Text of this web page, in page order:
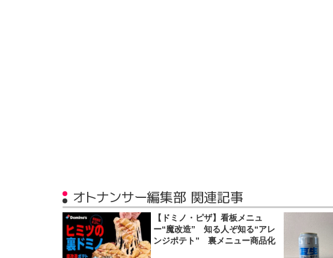
オトナンサー編集部 関連記事
【ドミノ・ピザ】看板メニュ
ー“魔改造” 知る人ぞ知る“アレ
ンジポテト” 裏メニュー商品化